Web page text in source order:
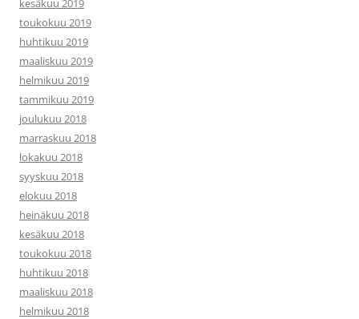
kesäkuu 2019
toukokuu 2019
huhtikuu 2019
maaliskuu 2019
helmikuu 2019
tammikuu 2019
joulukuu 2018
marraskuu 2018
lokakuu 2018
syyskuu 2018
elokuu 2018
heinäkuu 2018
kesäkuu 2018
toukokuu 2018
huhtikuu 2018
maaliskuu 2018
helmikuu 2018